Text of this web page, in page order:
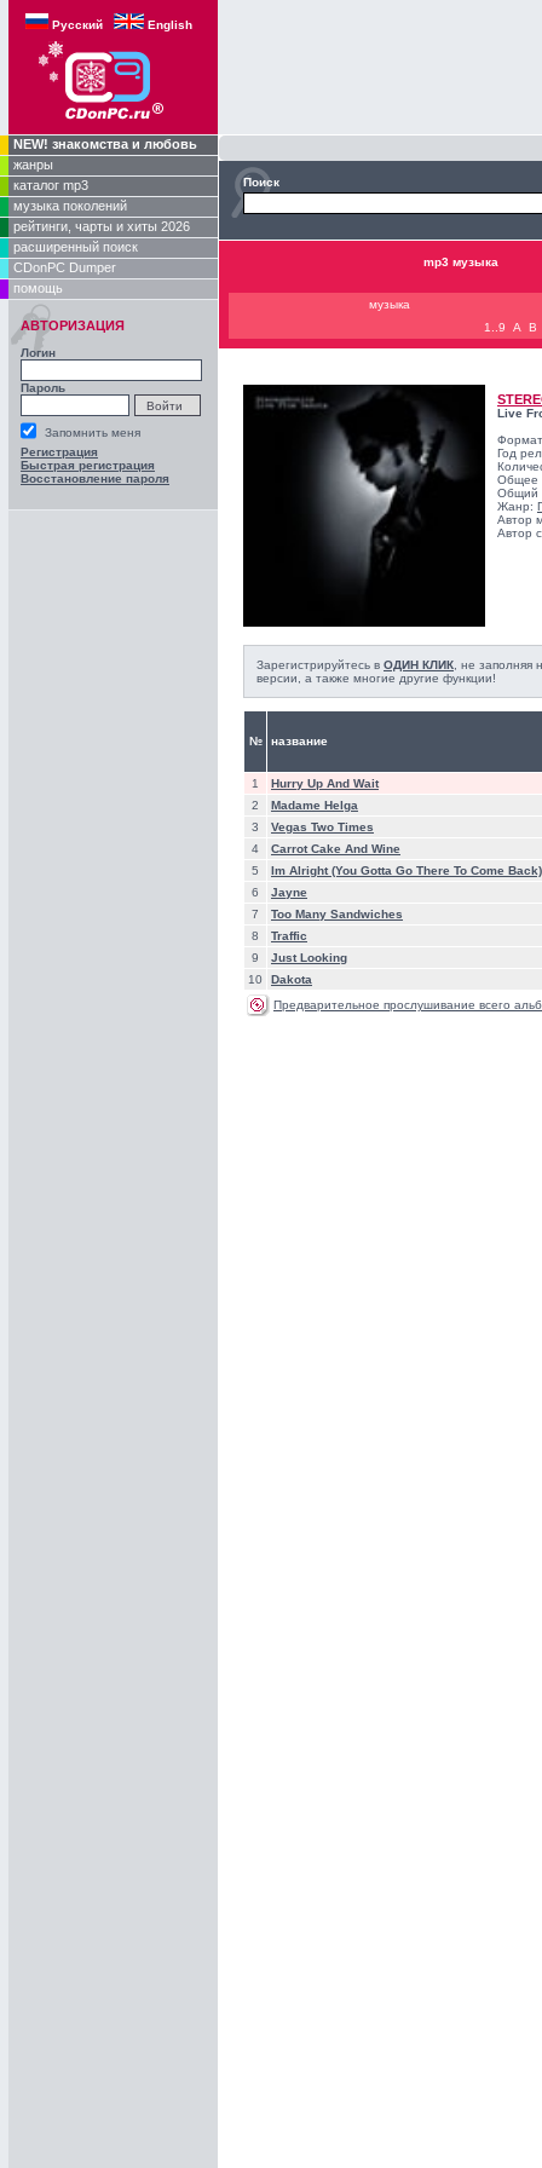
Русский English
NEW! знакомства и любовь
жанры
каталог mp3
музыка поколений
рейтинги, чарты и хиты 2026
расширенный поиск
CDonPC Dumper
помощь
АВТОРИЗАЦИЯ
Логин
Пароль
Запомнить меня
Регистрация
Быстрая регистрация
Восстановление пароля
Поиск
mp3 музыка
музыка
1..9
A B
Live
Год
Общее
Общий
Жанр:
Автор
Автор
Зарегистрируйтесь в ОДИН КЛИК , не
версии, а также многие другие функции!
№ название
1
Hurry Up And Wait
2
Madame Helga
3
Vegas Two Times
4
Carrot Cake And Wine
5
Im Alright (You Gotta Go There To Come Back)
6
Jayne
7
Too Many Sandwiches
8
Traffic
9
Just Looking
10
Dakota
Предварительное прослушивание всего